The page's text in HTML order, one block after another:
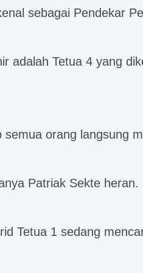
sebagai Pendekar
adalah Tetua 4 yang
semua orang langsung
Patriak Sekte heran.
Tetua 1 sedang